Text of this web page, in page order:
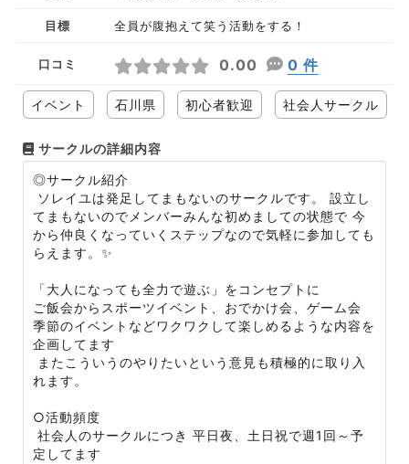
目標 全員が腹抱えて笑う活動をする！
口コミ 0.00 0 件
イベント 石川県 初心者歓迎 社会人サークル
サークルの詳細内容
◎サークル紹介
ソレイユは発足してまもないのサークルです。 設立し
てまもないのでメンバーみんな初めましての状態で 今
から仲良くなっていくステップなので気軽に参加しても
らえます。✨
「大人になっても全力で遊ぶ」をコンセプトに
ご飯会からスポーツイベント、おでかけ会、ゲーム会
季節のイベントなどワクワクして楽しめるような内容を
企画してます
またこういうのやりたいという意見も積極的に取り入
れます。
○活動頻度
社会人のサークルにつき 平日夜、土日祝で週1回～予
定してます